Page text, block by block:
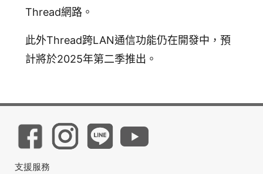
Thread網路。
此外Thread跨LAN通信功能仍在開發中，預
計將於2025年第二季推出。
支援服務